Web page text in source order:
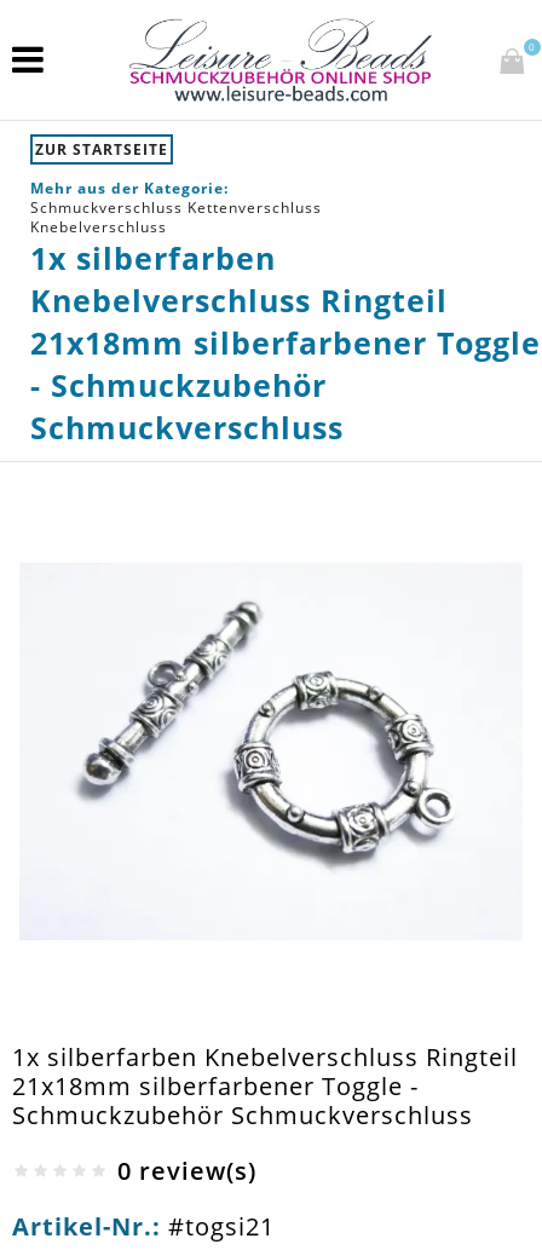
0
ZUR STARTSEITE
Mehr aus der Kategorie:
Schmuckverschluss Kettenverschluss
Knebelverschluss
1x silberfarben
Knebelverschluss Ringteil
21x18mm silberfarbener Toggle
- Schmuckzubehör
Schmuckverschluss
1x silberfarben Knebelverschluss Ringteil
21x18mm silberfarbener Toggle -
Schmuckzubehör Schmuckverschluss
0 review(s)
Artikel-Nr.: #togsi21